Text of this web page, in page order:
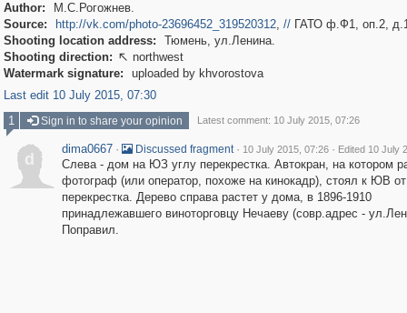
Author:
М.С.Рогожнев.
Source:
http://vk.com/photo-23696452_319520312, //ГАТО ф.Ф1, оп.2,
Shooting location address:
Тюмень, ул.Ленина.
Shooting direction:  northwest
Watermark signature:
uploaded by khvorostova
Last edit 10 July 2015, 07:30
1
Sign in to share your opinion Latest comment: 10 July 2015, 07:26
d
dima0667 · Discussed fragment · 10 July 2015, 07:26 · Edited 10 July
Слева - дом на ЮЗ углу перекрестка. Автокран, на котором
фотограф (или оператор, похоже на кинокадр), стоял к ЮВ от
перекрестка. Дерево справа растет у дома, в 1896-1910
принадлежавшего виноторговцу Нечаеву (совр.адрес -
Поправил.